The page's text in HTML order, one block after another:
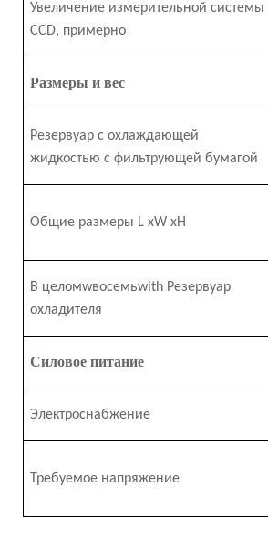
Увеличение измерительной системы
CCD, примерно
Размеры и вес
Резервуар с охлаждающей
жидкостью с фильтрующей бумагой
Общие размеры L xW xH
В целомwвосемьwith Резервуар
охладителя
Силовое питание
Электроснабжение
Требуемое напряжение